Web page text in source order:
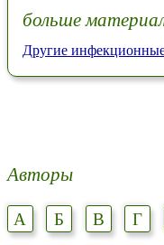
больше
Другие
Авторы
А Б В Г